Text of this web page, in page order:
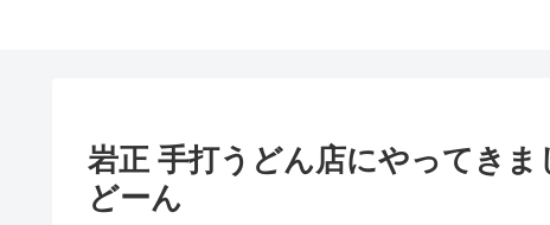
岩正 手打うどん店にやってき
どーん